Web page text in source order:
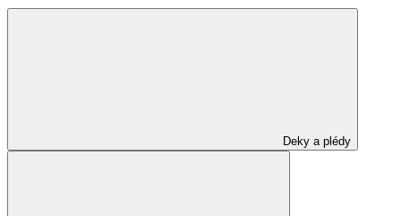
Deky a plédy